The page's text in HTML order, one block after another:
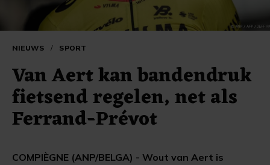
NIEUWS / SPORT
Van Aert kan bandendruk
fietsend regelen, net als
Ferrand-Prévot
COMPIÈGNE (ANP/BELGA) - Wout van Aert is